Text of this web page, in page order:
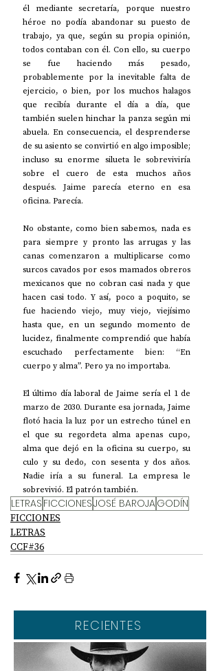
él mediante secretaría, porque nuestro
héroe no podía abandonar su puesto de
trabajo, ya que, según su propia opinión,
todos contaban con él. Con ello, su cuerpo
se fue haciendo más pesado,
probablemente por la inevitable falta de
ejercicio, o bien, por los muchos halagos
que recibía durante el día a día, que
también suelen hinchar la panza según mi
abuela. En consecuencia, el desprenderse
de su asiento se convirtió en algo imposible;
incluso su enorme silueta le sobreviviría
sobre el cuero de esta muchos años
después. Jaime parecía eterno en esa
oficina. Parecía.
No obstante, como bien sabemos, nada es
para siempre y pronto las arrugas y las
canas comenzaron a multiplicarse como
surcos cavados por esos mamados obreros
mexicanos que no cobran casi nada y que
hacen casi todo. Y así, poco a poquito, se
fue haciendo viejo, muy viejo, viejísimo
hasta que, en un segundo momento de
lucidez, finalmente comprendió que había
escuchado perfectamente bien: “En
cuerpo y alma”. Pero ya no importaba.
El último día laboral de Jaime sería el 1 de
marzo de 2030. Durante esa jornada, Jaime
flotó hacia la luz por un estrecho túnel en
el que su regordeta alma apenas cupo,
alma que dejó en la oficina su cuerpo, su
culo y su dedo, con sesenta y dos años.
Nadie iría a su funeral. La empresa le
sobrevivió. El patrón también.
LETRAS FICCIONESJOSÉ BAROJAGODÍN
FICCIONES
LETRAS
CCF#36
RECIENTES